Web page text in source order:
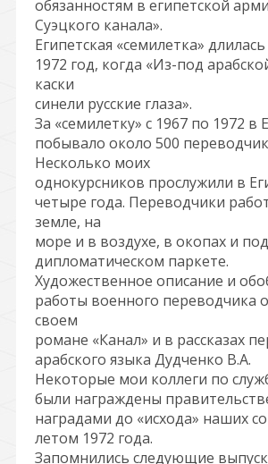
обязанностям в египетской
Суэцкого канала».
Египетская «семилетка»
1972 год, когда «Из-под
каски
синели русские глаза».
За «семилетку» с 1967 по 1972 в
побывало около 500
Несколько моих
однокурсников прослужили в
четыре года. Переводчики
земле, на
море и в воздухе, в окопах и
дипломатическом паркете.
Художественное описание и
работы военного переводчика
своем
романе «Канал» и в рассказах
арабского языка Дудченко В.А.
Некоторые мои коллеги по
были награждены
наградами до «исхода» наших
летом 1972 года.
Запомнились следующие